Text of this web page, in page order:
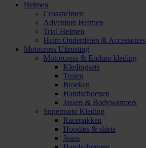
Helmen
Crosshelmen
Adventure Helmen
Trial Helmen
Helm Onderdelen & Accessoires
Motocross Uitrusting
Motorcross & Enduro kleding
Kledingsets
Truien
Broeken
Handschoenen
Jassen & Bodywarmers
Supermoto Kleding
Racepakken
Hoodies & shirts
Jeans